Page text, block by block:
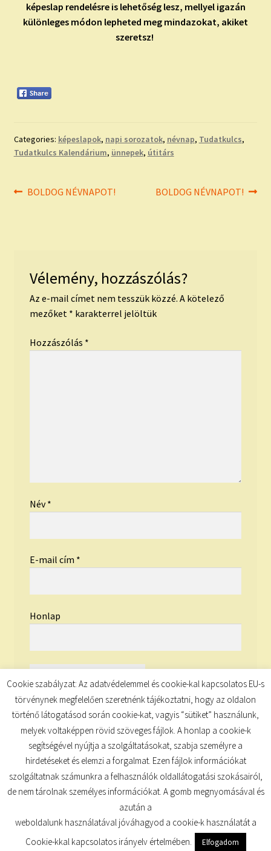
képeslap rendelésre is lehetőség lesz, mellyel igazán
különleges módon lepheted meg mindazokat, akiket
szeretsz!
Categories: képeslapok, napi sorozatok, névnap, Tudatkulcs,
Tudatkulcs Kalendárium, ünnepek, útitárs
Bejegyzés
Previous
BOLDOG NÉVNAPOT!
Next
BOLDOG NÉVNAPOT!
Vélemény, hozzászólás?
Az e-mail címet nem tesszük közzé. A kötelező
mezőket * karakterrel jelöltük
Hozzászólás *
Név*
E-mail cím *
Honlap
© TUDATKULCS 2026
Cookie szabályzat: Az adatvédelemmel és cookie-kal kapcsolatos EU-s
törvénynek megfelelően szeretnénk tájékoztatni, hogy az oldalon
történő látogatásod során cookie-kat, vagyis “sütiket” használunk,
melyek voltaképpen rövid szöveges fájlok. A honlap a cookie-k
segítségével nyújtja a szolgáltatásokat, szabja személyre a
hirdetéseket és elemzi a forgalmat. Ezen fájlok információkat
szolgáltatnak számunkra a felhasználók oldallátogatási szokásairól,
de nem tárolnak személyes információkat. A gomb megnyomásával és
azután a
weboldalunk használatával jóváhagyod a cookie-k használatát a
Cookie-kkal kapcsolatos irányelv értelmében.
Elfogadom